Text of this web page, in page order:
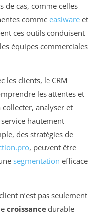
de cas, comme celles
comme easiware et
ces outils conduisent
équipes commerciales
les clients, le CRM
les attentes et
collecter, analyser et
hautement
des stratégies de
, peuvent être
segmentation efficace
n’est pas seulement
croissance durable